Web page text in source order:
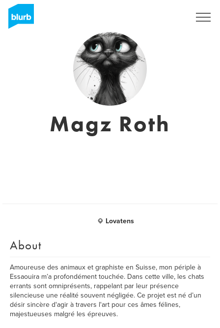
Magz Roth
Lovatens
About
Amoureuse des animaux et graphiste en Suisse, mon périple à
Essaouira m’a profondément touchée. Dans cette ville, les chats
errants sont omniprésents, rappelant par leur présence
silencieuse une réalité souvent négligée. Ce projet est né d’un
désir sincère d'agir à travers l'art pour ces âmes félines,
majestueuses malgré les épreuves.